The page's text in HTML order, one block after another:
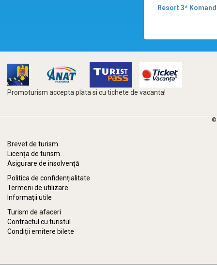
Resort 3*
Promoturism accepta plata si cu tichete de vacanta!
©
Brevet de turism
Licența de turism
Asigurare de insolvență
Politica de confidențialitate
Termeni de utilizare
Informații utile
Turism de afaceri
Contractul cu turistul
Condiții emitere bilete